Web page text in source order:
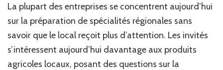
La plupart des entreprises se concentrent aujourd’hui
sur la préparation de spécialités régionales sans
savoir que le local reçoit plus d’attention. Les invités
s’intéressent aujourd’hui davantage aux produits
agricoles locaux, posant des questions sur la